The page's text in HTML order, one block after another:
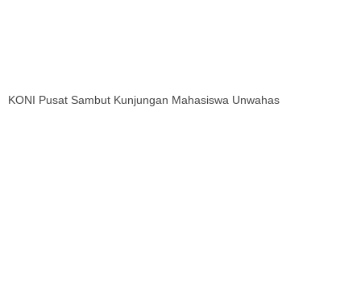
KONI Pusat Sambut Kunjungan Mahasiswa Unwahas